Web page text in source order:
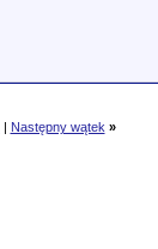
| Następny wątek »